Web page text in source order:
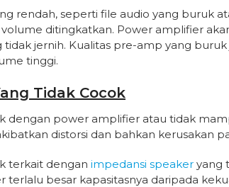
rendah, seperti file audio yang buruk
ditingkatkan. Power amplifier
tidak jernih. Kualitas pre-amp yang
tinggi.
Tidak Cocok
dengan power amplifier atau tidak
distorsi dan bahkan kerusakan
terkait dengan impedansi speaker yang
terlalu besar kapasitasnya daripada